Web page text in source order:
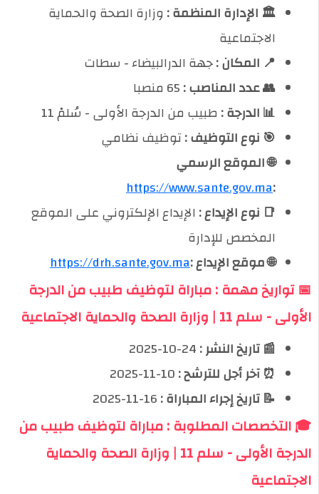
🏛️ الإدارة المنظمة :وزارة الصحة والحماية
الاجتماعية
📍 المكان :جهة الدرالبيضاء - سطات
👥 عدد المناصب :65 منصبا
📊 الدرجة :طبيب من الدرجة الأولى - سُلمْ 11
🎯 نوع التوظيف :توظيف نظامي
🌐 الموقع الرسمي
https://www.sante.gov.ma
📑 نوع الإيداع :الإيداع الإلكتروني على الموقع
المخصص للإدارة
🌐 موقع الإيداع :https://drh.sante.gov.ma
📅 تواريخ مهمة : مباراة لتوظيف طبيب من الدرجة
الأولى - سلم 11 | وزارة الصحة والحماية الاجتماعية
📰 تاريخ النشر :24-10-2025
⏰ آخر أجل للترشح :10-11-2025
📝 تاريخ إجراء المباراة :16-11-2025
🎓 التخصصات المطلوبة : مباراة لتوظيف طبيب من
الدرجة الأولى - سلم 11 | وزارة الصحة والحماية
الاجتماعية